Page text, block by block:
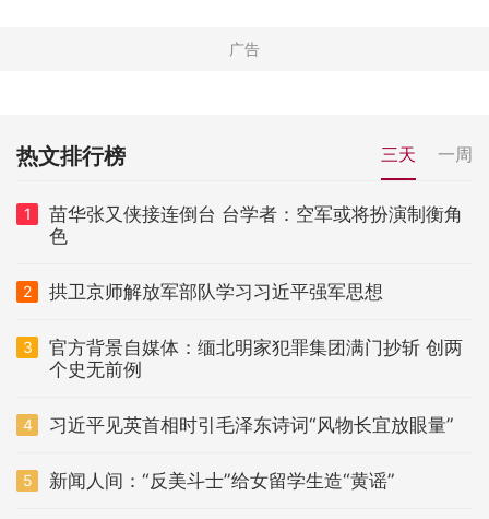
热文排行榜 三天 一周
1
苗华张又侠接连倒台 台学者：空军或将扮演制衡角
色
2 拱卫京师解放军部队学习习近平强军思想
3
官方背景自媒体：缅北明家犯罪集团满门抄斩 创两
个史无前例
4 习近平见英首相时引毛泽东诗词“风物长宜放眼量”
5 新闻人间：“反美斗士”给女留学生造“黄谣”